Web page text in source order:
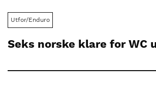
Utfor/Enduro
Seks norske klare for WC